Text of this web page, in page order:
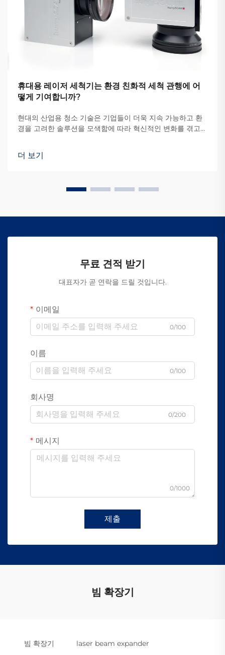
휴대용 레이저 세척기는 환경 친화적 세척 관행에 어
떻게 기여합니까?
현대의 산업용 청소 기술은 기업들이 더욱 지속 가능하고 환
경을 고려한 솔루션을 모색함에 따라 혁신적인 변화를 겪고
더 보기
무료 견적 받기
대표자가 곧 연락을 드릴 것입니다.
이메일
0/100
이름
0/100
회사명
0/200
메시지
0/1000
제출
빔 확장기
빔 확장기 laser beam expander